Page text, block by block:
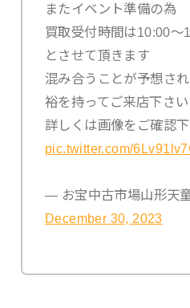
またイベント準備の為
買取受付時間は10:00～
とさせて頂きます
混み合うことが予想さ
裕を持ってご来店下さい
詳しくは画像をご確認
pic.twitter.com/
— お宝中古市場山形天
December 30, 2023